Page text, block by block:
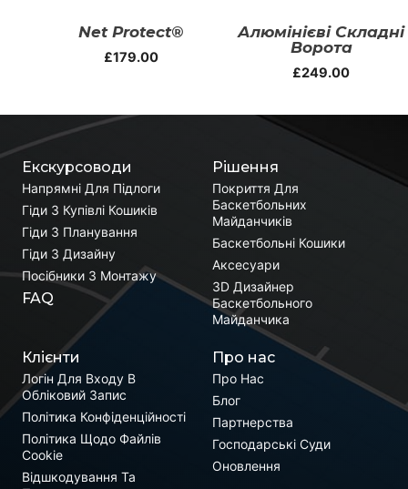
Net Protect®
£179.00
Алюмінієві Складні
Ворота
£249.00
Рішення
Покриття Для
Баскетбольних
Майданчиків
Баскетбольні Кошики
Аксесуари
3D Дизайнер
Баскетбольного
Майданчика
Екскурсоводи
Напрямні Для Підлоги
Гіди З Купівлі Кошиків
Гіди З Планування
Гіди З Дизайну
Посібники З Монтажу
FAQ
Клієнти
Логін Для Входу В
Обліковий Запис
Політика Конфіденційності
Політика Щодо Файлів
Cookie
Відшкодування Та
Про нас
Про Нас
Блог
Партнерства
Господарські Суди
Оновлення